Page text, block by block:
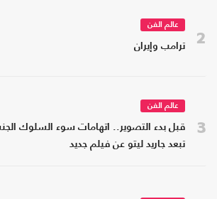
2
عالم الفن
ترامب وإيران
3
عالم الفن
قبل بدء التصوير.. اتهامات سوء السلوك
تبعد جاريد ليتو عن فيلم جديد